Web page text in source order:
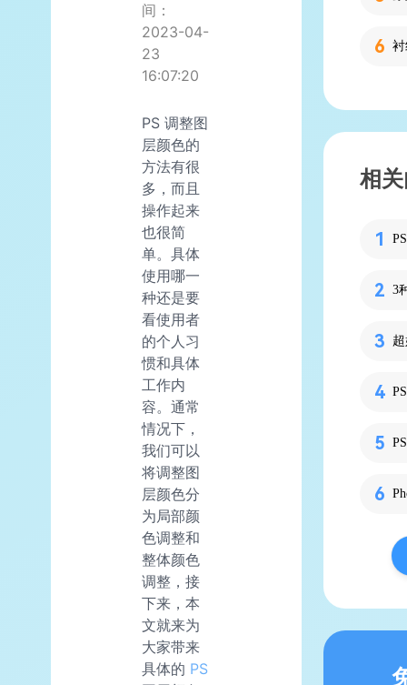
间：
2023-04-
23
16:07:20
PS 调整图
层颜色的
方法有很
多，而且
操作起来
也很简
单。具体
使用哪一
种还是要
看使用者
的个人习
惯和具体
工作内
容。通常
情况下，
我们可以
将调整图
层颜色分
为局部颜
色调整和
整体颜色
调整，接
下来，本
文就来为
大家带来
具体的 PS
相
3